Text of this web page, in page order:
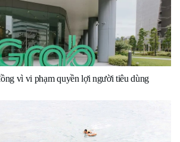
vì vi phạm quyền lợi người tiêu dùng